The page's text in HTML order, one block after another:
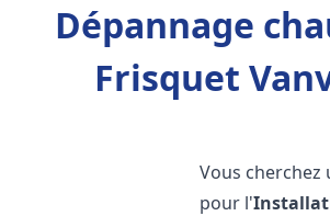
Dépannage
Frisquet
Vous
pour l'